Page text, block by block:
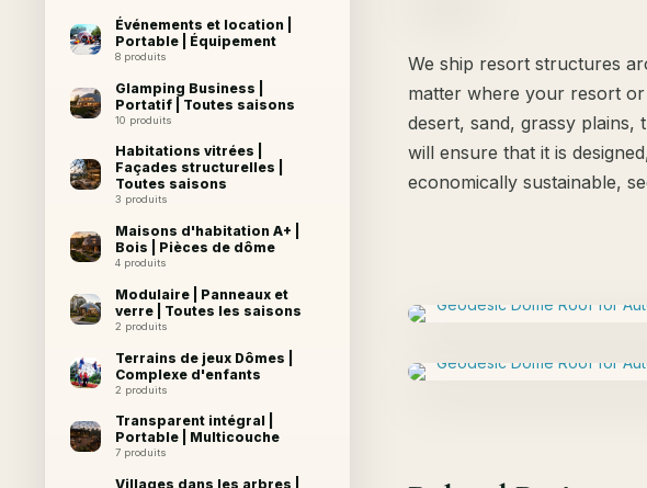
Événements et location |
Portable | Équipement
8 produits
Glamping Business |
Portatif | Toutes saisons
10 produits
Habitations vitrées |
Façades structurelles |
Toutes saisons
3 produits
Maisons d'habitation A+ |
Bois | Pièces de dôme
4 produits
Modulaire | Panneaux et
verre | Toutes les saisons
2 produits
Terrains de jeux Dômes |
Complexe d'enfants
2 produits
Transparent intégral |
Portable | Multicouche
7 produits
Villages dans les arbres |
We ship resort structures
matter where your resort
desert, sand, grassy plains,
will ensure that it is
economically sustainable,